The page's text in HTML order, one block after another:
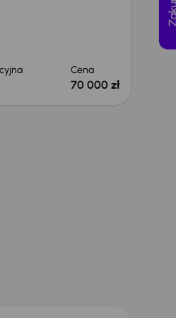
Cena
70 000 zł